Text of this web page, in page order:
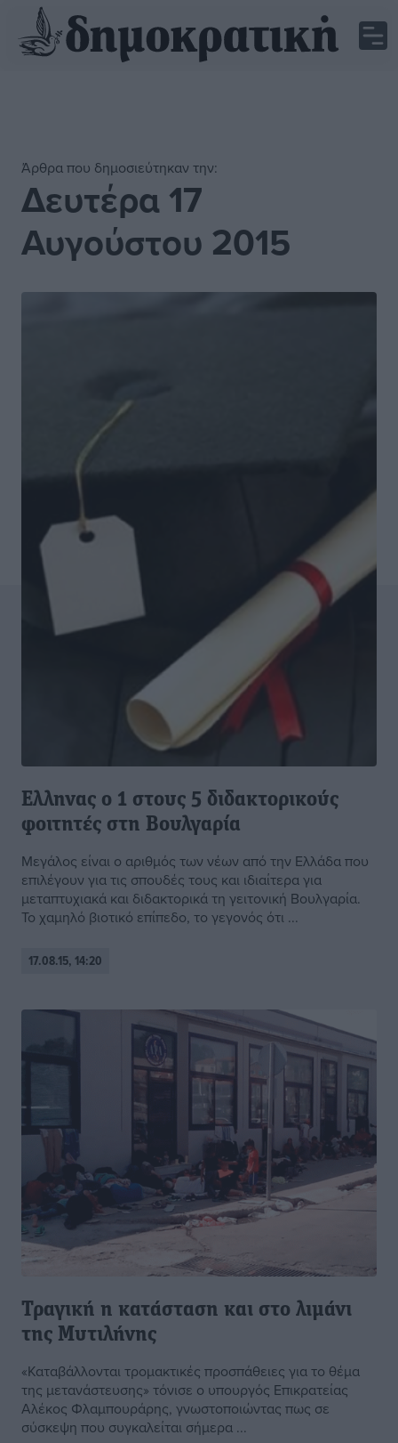
Άρθρα που δημοσιεύτηκαν την:
Δευτέρα 17
Αυγούστου 2015
Ελληνας ο 1 στους 5 διδακτορικούς
φοιτητές στη Βουλγαρία
Μεγάλος είναι ο αριθμός των νέων από την Ελλάδα που
επιλέγουν για τις σπουδές τους και ιδιαίτερα για
μεταπτυχιακά και διδακτορικά τη γειτονική Βουλγαρία.
Το χαμηλό βιοτικό επίπεδο, το γεγονός ότι ...
17.08.15, 14:20
Τραγική η κατάσταση και στο λιμάνι
της Μυτιλήνης
«Καταβάλλονται τρομακτικές προσπάθειες για το θέμα
της μετανάστευσης» τόνισε ο υπουργός Επικρατείας
Αλέκος Φλαμπουράρης, γνωστοποιώντας πως σε
σύσκεψη που συγκαλείται σήμερα ...